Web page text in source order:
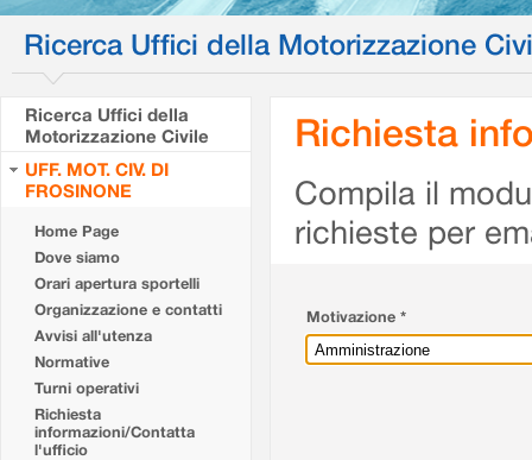
Ricerca Uffici della Motorizzazione
Ricerca Uffici della
Motorizzazione Civile
UFF. MOT. CIV. DI
FROSINONE
Home Page
Dove siamo
Orari apertura sportelli
Organizzazione e contatti
Avvisi all'utenza
Normative
Turni operativi
Richiesta
informazioni/Contatta
l'ufficio
Richiesta
Compila il
richieste per
Motivazione *